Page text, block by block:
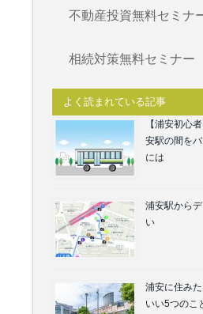
不動産投資無料セミナ
相続対策無料セミナー
よく読まれている記事
【浦安初心
安駅の間を
には
浦安駅から
い
浦安に住み
いい5つのこ